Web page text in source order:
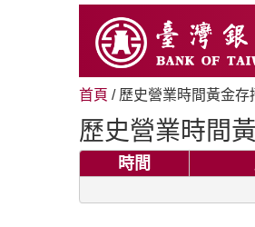
首頁 / 歷史營業時間黃金存
歷史營業時間
時間